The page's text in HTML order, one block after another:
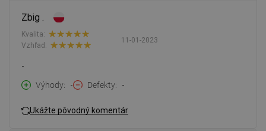
Zbig .
11-01-2023
Kvalita:
Vzhľad:
-
Výhody
- Defekty -
Ukážte pôvodný komentár